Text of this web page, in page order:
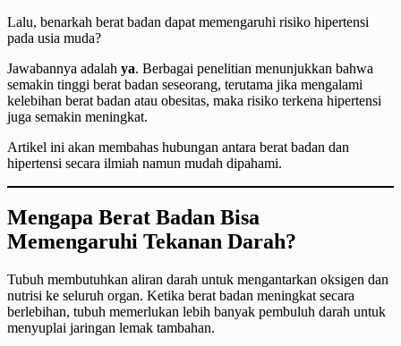
Lalu, benarkah berat badan dapat memengaruhi risiko hipertensi
pada usia muda?
Jawabannya adalah ya. Berbagai penelitian menunjukkan bahwa
semakin tinggi berat badan seseorang, terutama jika mengalami
kelebihan berat badan atau obesitas, maka risiko terkena hipertensi
juga semakin meningkat.
Artikel ini akan membahas hubungan antara berat badan dan
hipertensi secara ilmiah namun mudah dipahami.
Mengapa Berat Badan Bisa
Memengaruhi Tekanan Darah?
Tubuh membutuhkan aliran darah untuk mengantarkan oksigen dan
nutrisi ke seluruh organ. Ketika berat badan meningkat secara
berlebihan, tubuh memerlukan lebih banyak pembuluh darah untuk
menyuplai jaringan lemak tambahan.